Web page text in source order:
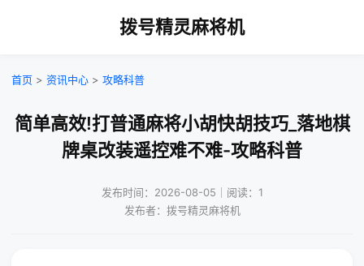
拨号精灵麻将机
首页 > 资讯中心 > 攻略科普
简单高效!打普通麻将小胡快胡技巧_落地棋
牌桌改装遥控难不难-攻略科普
发布时间：2026-08-05｜阅读：1
发布者：拨号精灵麻将机